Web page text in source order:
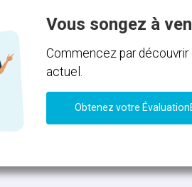
Vous songez à
Commencez par
actuel.
Obtenez votre